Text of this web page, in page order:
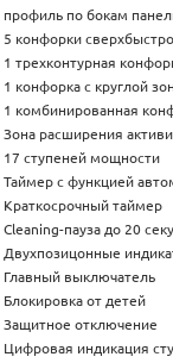
профиль по бокам
5 конфорки
1 трехконтурная
1 конфорка с круглой
1 комбинированная
Зона расширения
17 ступеней мощности
Таймер с функцией
Краткосрочный таймер
Cleaning-пауза до 20
Двухпозицонные
Главный выключатель
Блокировка от детей
Защитное отключение
Цифровая индикация